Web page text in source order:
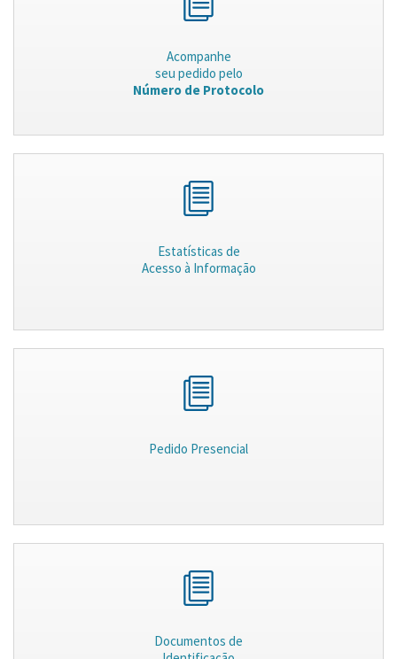
Acompanhe
seu pedido pelo
Número de Protocolo
Estatísticas de
Acesso à Informação
Pedido Presencial
Documentos de